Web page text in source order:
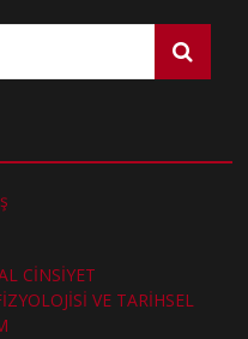
CİNSİYET
VE TARİHSEL